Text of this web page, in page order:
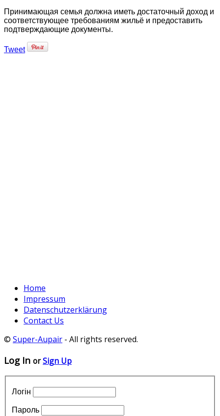
Принимающая семья должна иметь достаточный доход и
соответствующее требованиям жильё и предоставить
подтверждающие документы.
Tweet
Home
Impressum
Datenschutzerklärung
Contact Us
© Super-Aupair - All rights reserved.
Log In orSign Up
Логін
Пароль